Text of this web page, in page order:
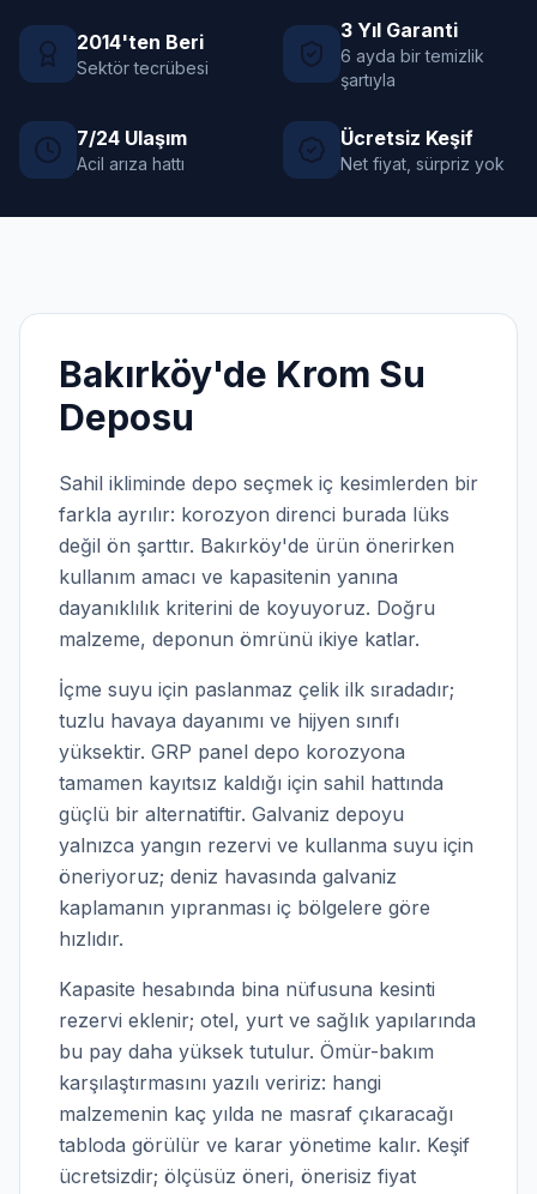
2014'ten Beri
Sektör tecrübesi
3 Yıl Garanti
6 ayda bir temizlik
şartıyla
7/24 Ulaşım
Acil arıza hattı
Ücretsiz Keşif
Net fiyat, sürpriz yok
Bakırköy'de Krom Su
Deposu
Sahil ikliminde depo seçmek iç kesimlerden bir
farkla ayrılır: korozyon direnci burada lüks
değil ön şarttır. Bakırköy'de ürün önerirken
kullanım amacı ve kapasitenin yanına
dayanıklılık kriterini de koyuyoruz. Doğru
malzeme, deponun ömrünü ikiye katlar.
İçme suyu için paslanmaz çelik ilk sıradadır;
tuzlu havaya dayanımı ve hijyen sınıfı
yüksektir. GRP panel depo korozyona
tamamen kayıtsız kaldığı için sahil hattında
güçlü bir alternatiftir. Galvaniz depoyu
yalnızca yangın rezervi ve kullanma suyu için
öneriyoruz; deniz havasında galvaniz
kaplamanın yıpranması iç bölgelere göre
hızlıdır.
Kapasite hesabında bina nüfusuna kesinti
rezervi eklenir; otel, yurt ve sağlık yapılarında
bu pay daha yüksek tutulur. Ömür-bakım
karşılaştırmasını yazılı veririz: hangi
malzemenin kaç yılda ne masraf çıkaracağı
tabloda görülür ve karar yönetime kalır. Keşif
ücretsizdir; ölçüsüz öneri, önerisiz fiyat